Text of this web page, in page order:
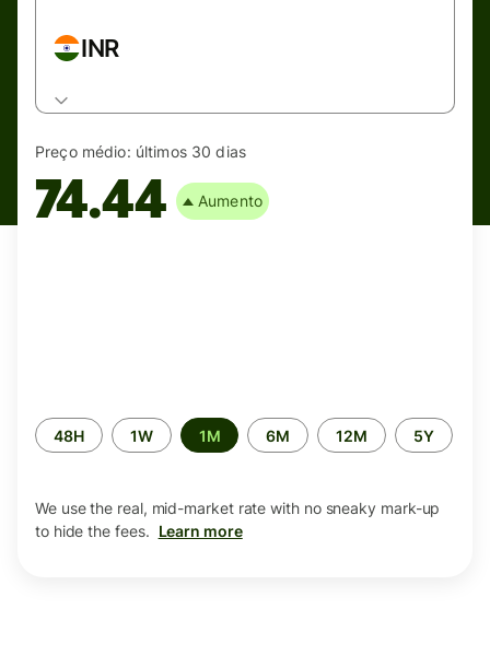
INR
Preço médio: últimos 30 dias
74.44 Aumento
Time
period
48H 1W 1M 6M 12M 5Y
We use the real, mid-market rate with no sneaky mark-up
to hide the fees. Learn more